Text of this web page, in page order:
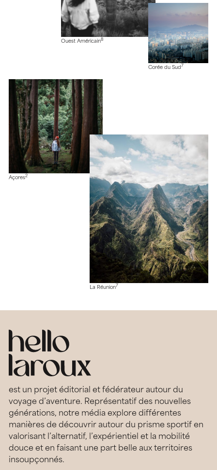
Ouest Américain8
Corée du Sud 7
Açores2
La Réunion7
est un projet éditorial et fédérateur autour du
voyage d’aventure. Représentatif des nouvelles
générations, notre média explore différentes
manières de découvrir autour du prisme sportif en
valorisant l’alternatif, l’expérientiel et la mobilité
douce et en faisant une part belle aux territoires
insoupçonnés.